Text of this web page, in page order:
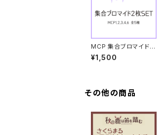
MCP 集合ブロマイドS
ET
¥1,500
その他の商品